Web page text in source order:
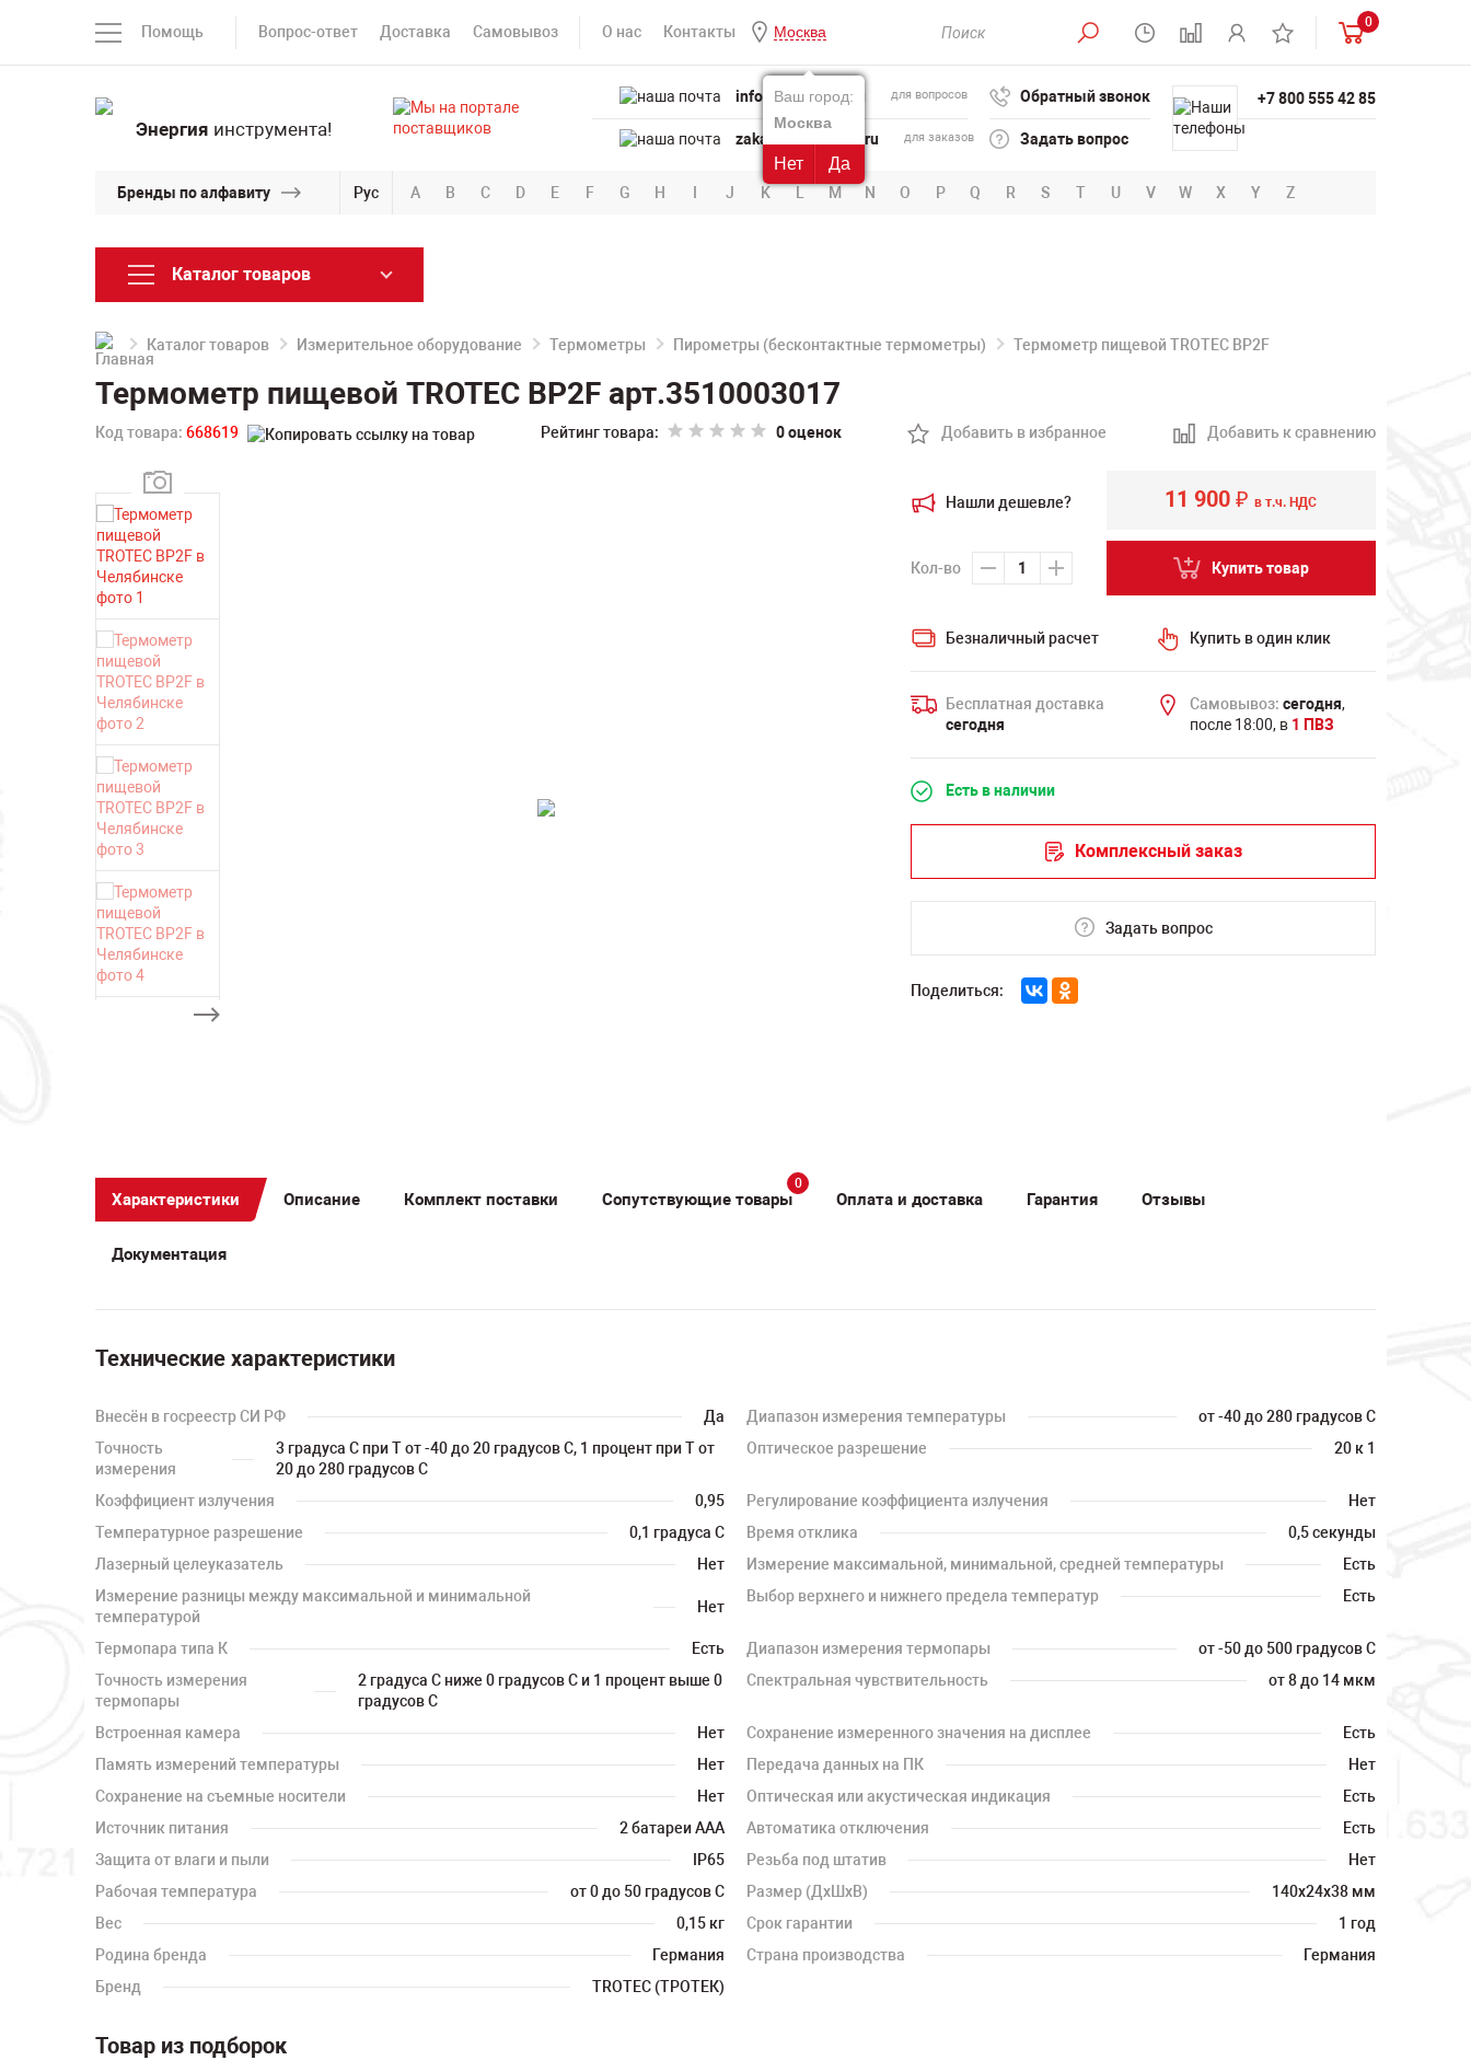
Помощь Вопрос-ответ Доставка Самовывоз О нас Контакты Москва
Ваш город:
Москва
Нет Да
0
Энергия инструмента!
info@powertool.ru для вопросов
zakaz@powertool.ru для заказов
Обратный звонок
Задать вопрос
+7 800 555 42 85
Бренды по алфавиту Рус A B C D E F G H I J K L M N O P Q R S T U V W X Y Z
Каталог товаров
Каталог товаров Измерительное оборудование Термометры Пирометры (бесконтактные термометры) Термометр пищевой TROTEC BP2F
Термометр пищевой TROTEC BP2F арт.3510003017
Код товара: 668619 Рейтинг товара: 0 оценок Добавить в избранное Добавить к сравнению
Нашли дешевле?
Кол-во
11 900₽ в т.ч. НДС
Купить товар
Безналичный расчет Купить в один клик
Бесплатная доставка
сегодня
Самовывоз: сегодня,
после 18:00, в 1 ПВЗ
Есть в наличии
Комплексный заказ
Задать вопрос
Поделиться:
Характеристики Описание Комплект поставки Сопутствующие товары
0
Оплата и доставка Гарантия Отзывы
Документация
Технические характеристики
Внесён в госреестр СИ РФ Да Диапазон измерения температуры
от -40 до 280 градусов С
Точность
измерения
3 градуса С при T от -40 до 20 градусов С, 1 процент при T от
20 до 280 градусов С
Оптическое разрешение 20 к 1
Коэффициент излучения 0,95 Регулирование коэффициента излучения
Нет
Температурное разрешение
0,1 градуса С Время отклика
0,5 секунды
Лазерный целеуказатель
Нет Измерение максимальной, минимальной, средней температуры
Есть
Измерение разницы между максимальной и минимальной
температурой
Нет
Выбор верхнего и нижнего предела температур Есть
Термопара типа К Есть Диапазон измерения термопары
от -50 до 500 градусов С
Точность измерения
термопары
2 градуса С ниже 0 градусов С и 1 процент выше 0
градусов С
Спектральная чувствительность от 8 до 14 мкм
Встроенная камера Нет Сохранение измеренного значения на дисплее
Есть
Память измерений температуры
Нет Передача данных на ПК
Нет
Сохранение на съемные носители
Нет Оптическая или акустическая индикация
Есть
Источник питания
2 батареи ААА Автоматика отключения
Есть
Защита от влаги и пыли
IP65 Резьба под штатив
Нет
Рабочая температура
от 0 до 50 градусов С Размер (ДхШхВ)
140х24х38 мм
Вес
0,15 кг Срок гарантии
1 год
Родина бренда
Германия Страна производства
Германия
Бренд
TROTEC (ТРОТЕК)
Товар из подборок